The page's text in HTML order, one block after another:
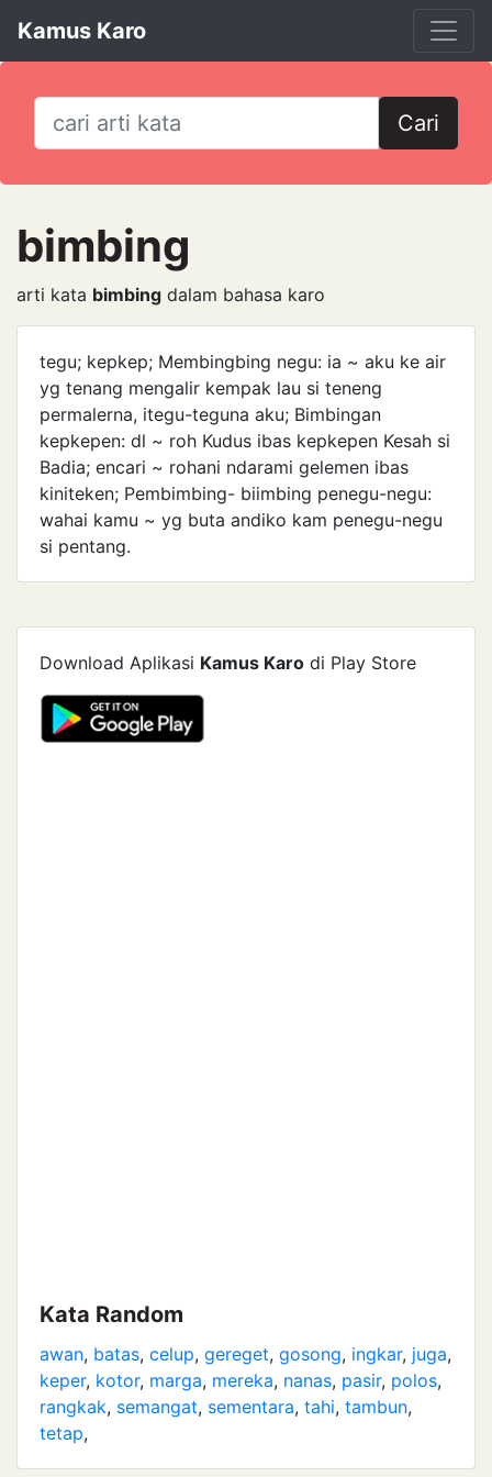
Kamus Karo
Cari
bimbing
arti kata bimbing dalam bahasa karo
tegu; kepkep; Membingbing negu: ia ~ aku ke air
yg tenang mengalir kempak lau si teneng
permalerna, itegu-teguna aku; Bimbingan
kepkepen: dl ~ roh Kudus ibas kepkepen Kesah si
Badia; encari ~ rohani ndarami gelemen ibas
kiniteken; Pembimbing- biimbing penegu-negu:
wahai kamu ~ yg buta andiko kam penegu-negu
si pentang.
Download Aplikasi Kamus Karo di Play Store
Kata Random
awan, batas, celup, gereget, gosong, ingkar, juga,
keper, kotor, marga, mereka, nanas, pasir, polos,
rangkak, semangat, sementara, tahi, tambun,
tetap,